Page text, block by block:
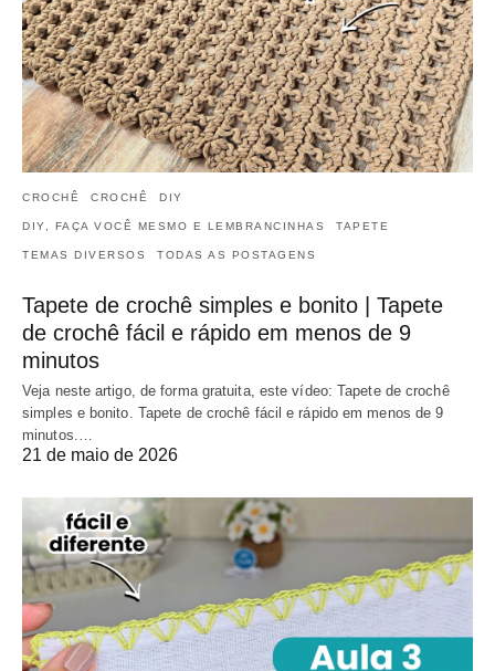
CROCHÊ CROCHÊ DIY
DIY, FAÇA VOCÊ MESMO E LEMBRANCINHAS TAPETE
TEMAS DIVERSOS TODAS AS POSTAGENS
Tapete de crochê simples e bonito | Tapete
de crochê fácil e rápido em menos de 9
minutos
Veja neste artigo, de forma gratuita, este vídeo: Tapete de crochê
simples e bonito. Tapete de crochê fácil e rápido em menos de 9
minutos.…
21 de maio de 2026